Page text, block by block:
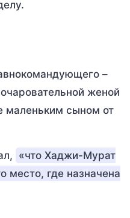
–
женой
маленьким сыном от
«что Хаджи-Мурат
место, где назначена